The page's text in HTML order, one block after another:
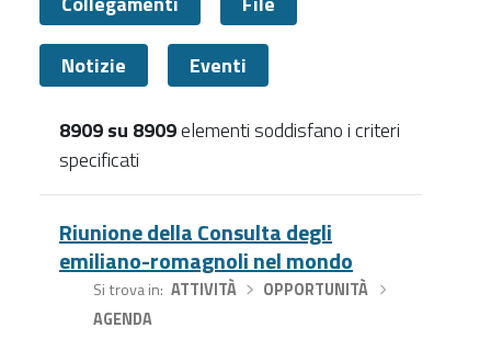
Notizie Eventi
8909 su 8909elementi soddisfano i criteri
specificati
Riunione della Consulta degli
emiliano-romagnoli nel mondo
Si trova in ATTIVITÀ› OPPORTUNITÀ
AGENDA